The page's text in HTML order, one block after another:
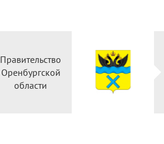
Правительство
Оренбургской
области